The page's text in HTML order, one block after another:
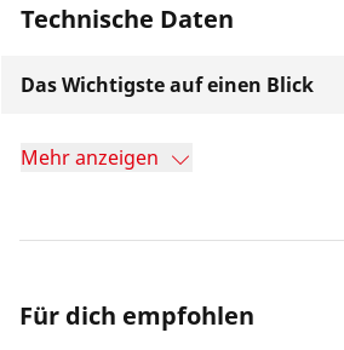
Technische Daten
Das Wichtigste auf einen Blick
Mehr anzeigen
Für dich empfohlen